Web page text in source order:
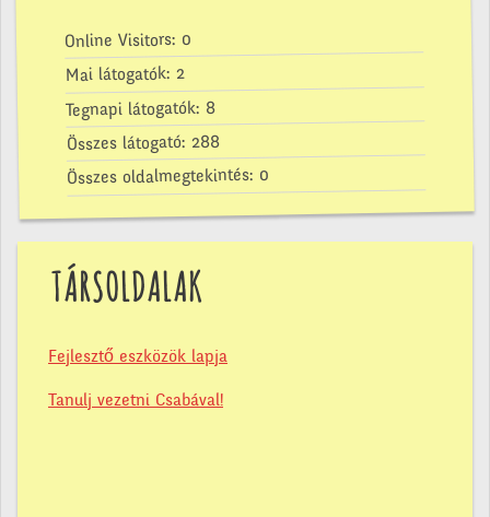
Online Visitors: 0
Mai látogatók: 2
Tegnapi látogatók: 8
Összes látogató: 288
Összes oldalmegtekintés: 0
TÁRSOLDALAK
Fejlesztő eszközök lapja
Tanulj vezetni Csabával!